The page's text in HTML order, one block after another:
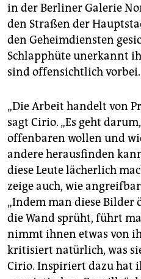
in der Berliner Galerie
den Straßen der
den Geheimdiensten
Schlapphüte unerkannt
sind offensichtlich vorbei.
„Die Arbeit handelt von
sagt Cirio. „Es geht
offenbaren wollen und
andere herausfinden
diese Leute lächerlich
zeige auch, wie
„Indem man diese
die Wand sprüht, führt
nimmt ihnen etwas von
kritisiert natürlich, was
Cirio. Inspiriert dazu hat